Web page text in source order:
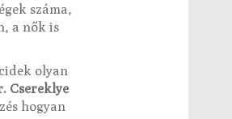
száma,
a nők is
olyan
Csereklye
hogyan